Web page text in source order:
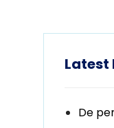
Latest
De